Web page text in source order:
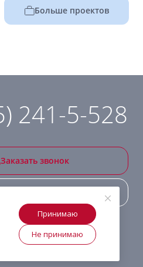
Больше проектов
241-5-528
Заказать звонок
Принимаю
Не принимаю